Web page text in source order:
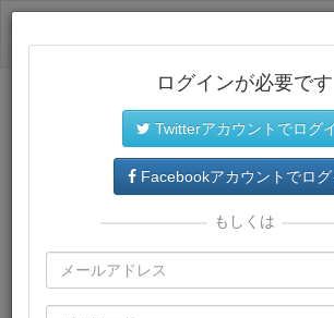
ログインが必要です
Twitterアカウントでログ
Facebookアカウントでログ
もしくは